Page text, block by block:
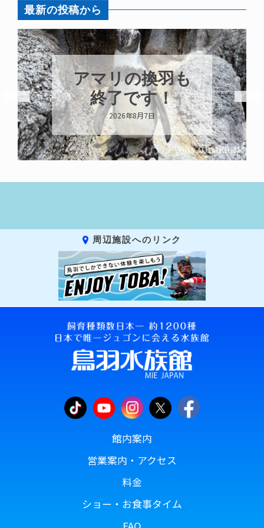
最新の投稿から
アマリの換羽も
終了です！
2026年8月7日
周辺施設へのリンク
館内案内
営業案内・アクセス
料金
ショー・お食事タイム